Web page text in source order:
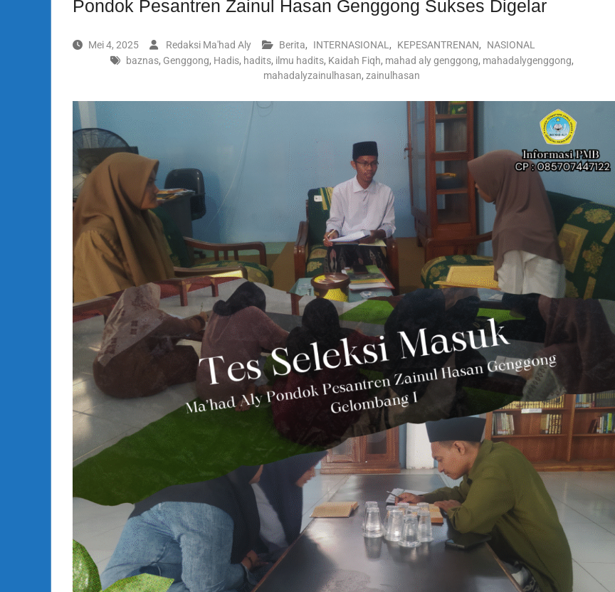
Pondok Pesantren Zainul Hasan Genggong Sukses Digelar
Mei 4, 2025 Redaksi Ma'had Aly Berita, INTERNASIONAL , KEPESANTRENAN,
NASIONAL
baznas, Genggong, Hadis, hadits, ilmu hadits, Kaidah Fiqh, mahad aly genggong, mahadalygenggong,
mahadalyzainulhasan, zainulhasan